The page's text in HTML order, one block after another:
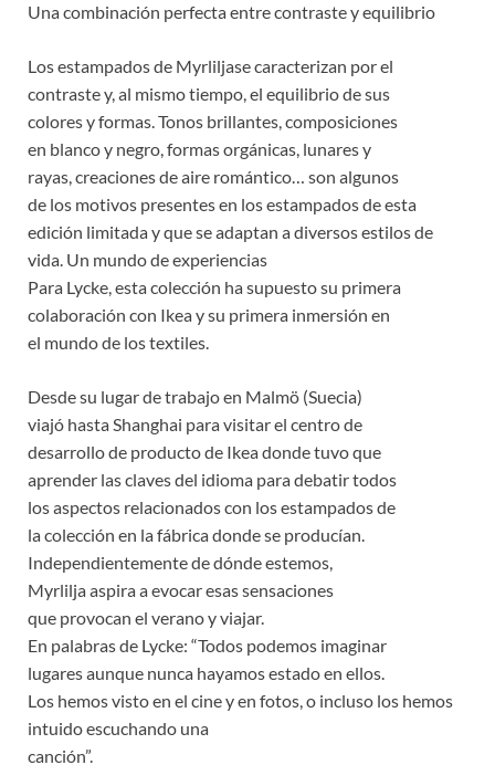
Una combinación perfecta entre contraste y equilibrio
Los estampados de Myrliljase caracterizan por el
contraste y, al mismo tiempo, el equilibrio de sus
colores y formas. Tonos brillantes, composiciones
en blanco y negro, formas orgánicas, lunares y
rayas, creaciones de aire romántico… son algunos
de los motivos presentes en los estampados de esta
edición limitada y que se adaptan a diversos estilos de
vida. Un mundo de experiencias
Para Lycke, esta colección ha supuesto su primera
colaboración con Ikea y su primera inmersión en
el mundo de los textiles.
Desde su lugar de trabajo en Malmö (Suecia)
viajó hasta Shanghai para visitar el centro de
desarrollo de producto de Ikea donde tuvo que
aprender las claves del idioma para debatir todos
los aspectos relacionados con los estampados de
la colección en la fábrica donde se producían.
Independientemente de dónde estemos,
Myrlilja aspira a evocar esas sensaciones
que provocan el verano y viajar.
En palabras de Lycke: “Todos podemos imaginar
lugares aunque nunca hayamos estado en ellos.
Los hemos visto en el cine y en fotos, o incluso los hemos
intuido escuchando una
canción”.